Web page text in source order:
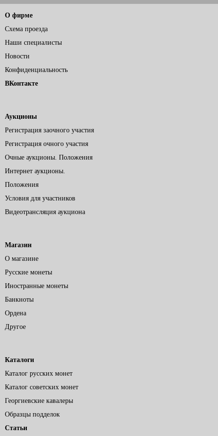
О фирме
Схема проезда
Наши специалисты
Новости
Конфиденциальность
ВКонтакте
Аукционы
Регистрация заочного участия
Регистрация очного участия
Очные аукционы. Положения
Интернет аукционы.
Положения
Условия для участников
Видеотрансляция аукциона
Магазин
О магазине
Русские монеты
Иностранные монеты
Банкноты
Ордена
Другое
Каталоги
Каталог русских монет
Каталог советских монет
Георгиевские кавалеры
Образцы подделок
Статьи